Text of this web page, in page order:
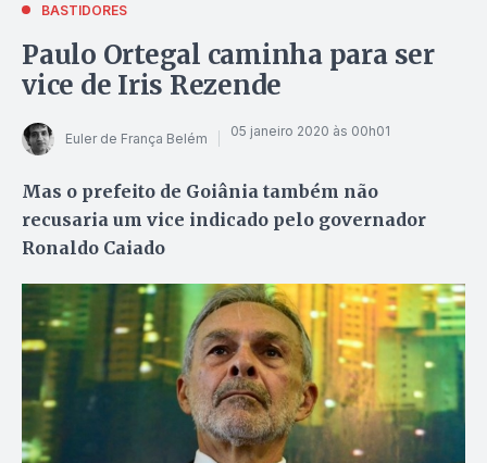
BASTIDORES
Paulo Ortegal caminha para ser
vice de Iris Rezende
Euler de França Belém 05 janeiro 2020 às 00h01
Mas o prefeito de Goiânia também não
recusaria um vice indicado pelo governador
Ronaldo Caiado